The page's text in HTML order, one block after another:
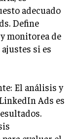
DEL
adecuado
Define
monitorea de
si es
El análisis y
Ads es